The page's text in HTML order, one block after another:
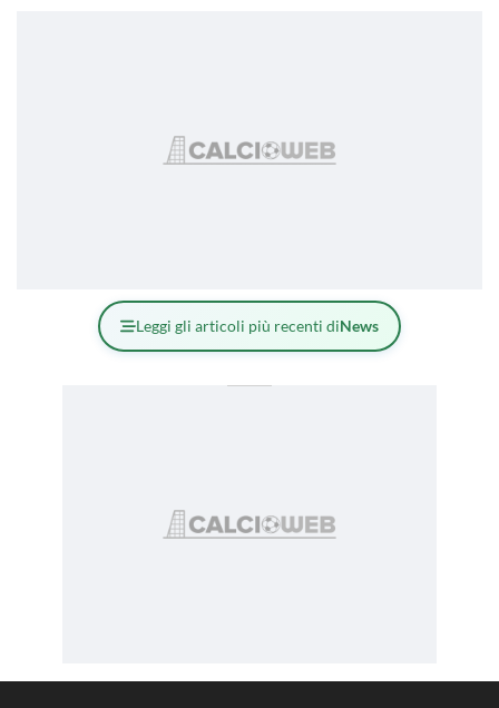
Leggi gli articoli più recenti diNews